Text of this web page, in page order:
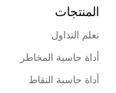
المنتجات
تعلم التداول
أداة حاسبة المخاطر
أداة حاسبة النقاط